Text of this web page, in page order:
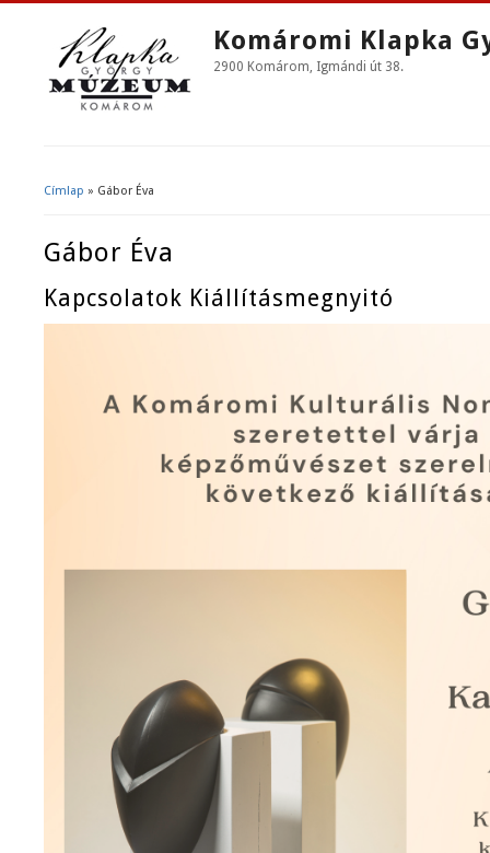
Komáromi Klapka
2900 Komárom, Igmándi út 38.
Címlap » Gábor Éva
Gábor Éva
Kapcsolatok Kiállításmegnyitó